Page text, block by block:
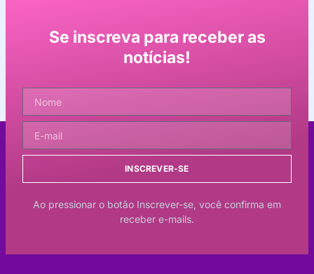
Se inscreva para receber as
notícias!
INSCREVER-SE
Ao pressionar o botão Inscrever-se, você confirma em
receber e-mails.